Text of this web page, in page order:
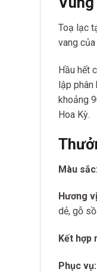
Toạ lạc
vang
Hầu hết
lập phân
khoảng
Hoa Kỳ.
Màu sắc:
Hương
dẻ, gỗ
Kết hợp
Phục vụ: